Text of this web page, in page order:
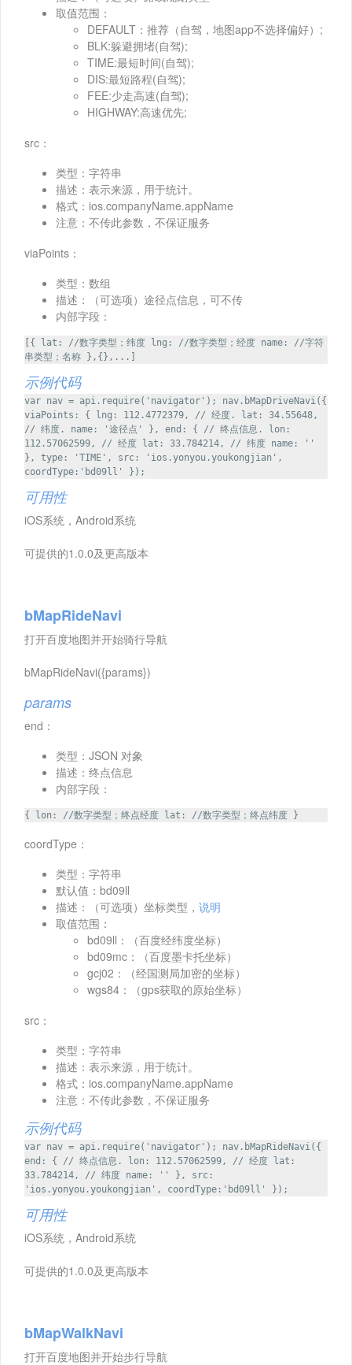
取值范围：
DEFAULT：推荐（自驾，地图app不选择偏好）;
BLK:躲避拥堵(自驾);
TIME:最短时间(自驾);
DIS:最短路程(自驾);
FEE:少走高速(自驾);
HIGHWAY:高速优先;
src：
类型：字符串
描述：表示来源，用于统计。
格式：ios.companyName.appName
注意：不传此参数，不保证服务
viaPoints：
类型：数组
描述：（可选项）途径点信息，可不传
内部字段：
[{ lat: //数字类型；纬度 lng: //数字类型；经度 name: //字符
串类型；名称 },{},...]
示例代码
var nav = api.require('navigator'); nav.bMapDriveNavi({
viaPoints: { lng: 112.4772379, // 经度. lat: 34.55648,
// 纬度. name: '途径点' }, end: { // 终点信息. lon:
112.57062599, // 经度 lat: 33.784214, // 纬度 name: ''
}, type: 'TIME', src: 'ios.yonyou.youkongjian',
coordType:'bd09ll' });
可用性
iOS系统，Android系统
可提供的1.0.0及更高版本
bMapRideNavi
打开百度地图并开始骑行导航
bMapRideNavi({params})
params
end：
类型：JSON 对象
描述：终点信息
内部字段：
{ lon: //数字类型；终点经度 lat: //数字类型；终点纬度 }
coordType：
类型：字符串
默认值：bd09ll
描述：（可选项）坐标类型， 说明
取值范围：
bd09ll：（百度经纬度坐标）
bd09mc：（百度墨卡托坐标）
gcj02：（经国测局加密的坐标）
wgs84：（gps获取的原始坐标）
src：
类型：字符串
描述：表示来源，用于统计。
格式：ios.companyName.appName
注意：不传此参数，不保证服务
示例代码
var nav = api.require('navigator'); nav.bMapRideNavi({
end: { // 终点信息. lon: 112.57062599, // 经度 lat:
33.784214, // 纬度 name: '' }, src:
'ios.yonyou.youkongjian', coordType:'bd09ll' });
可用性
iOS系统，Android系统
可提供的1.0.0及更高版本
bMapWalkNavi
打开百度地图并开始步行导航